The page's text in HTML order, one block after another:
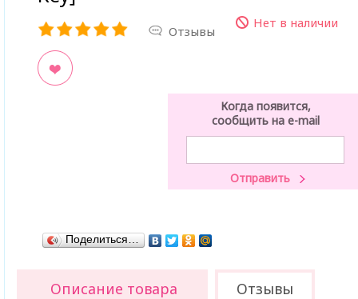
Отзывы
Нет в наличии
Когда появится,
сообщить на e-mail
Поделиться…
Описание товара Отзывы